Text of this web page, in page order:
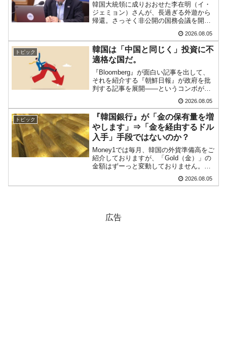
韓国大統領に成りおおせた李在明（イ・
ジェミョン）さんが、長過ぎる外遊から
帰還。さっそく非公開の国務会議を開き
です。韓国の大統領にとって、不動産価
格が異常に上昇しているのは国民から総
スカンを喰う要因になりま...
2026.08.05
トピック
韓国は「中国と同じく」投資に不
適格な国だ。
『Bloomberg』が面白い記事を出して、
それを紹介する『朝鮮日報』が政府を批
判する記事を展開――というコンボが決
一部を以下に引きます。ブルームバーグ
のコラムニスト、シュリ・レン（Shuli
Ren）は...
2026.08.05
トピック
『韓国銀行』が「金の保有量を増
やします」⇒「金を経由するドル
入手」手段ではないのか？
Money1では毎月、韓国の外貨準備高をご
紹介しておりますが、「Gold（金）」の
金額はずーっと変動しておりません。中
の保有量（104.4トン）が増えなくても金
2026.08.05
広告